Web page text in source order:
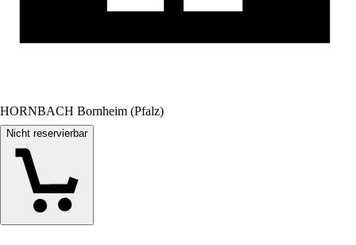
HORNBACH Bornheim (Pfalz)
Nicht reservierbar